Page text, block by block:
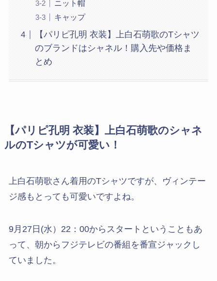
ニット帽
キャップ
【パリピ孔明 衣装】上白石萌歌のTシャツ
のブランドはシャネル！購入先や価格ま
とめ
【パリピ孔明 衣装】上白石萌歌のシャネ
ルのTシャツが可愛い！
上白石萌歌さん着用のTシャツですが、ヴィンテー
ジ感もとっても可愛いですよね。
9月27日(水）22：00からスタートということもあ
って、朝からフジテレビの番組を番宣ジャックし
ていました。